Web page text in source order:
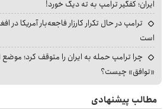
ایران؛ کفگیر ترامپ به ته دیگ خورد!
ترامپ در حال تکرار کارزار فاجعه‌بار آمریکا در
است
چرا ترامپ حمله به ایران را متوقف کرد؛ موضع
«توافق» چیست؟
مطالب پیشنهادی